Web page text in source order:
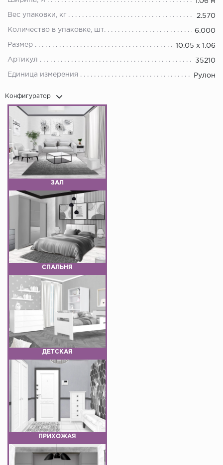
Вес упаковки, кг 2.570
Количество в упаковке, шт. 6.000
Размер 10.05 х 1.06
Артикул 35210
Единица измерения Рулон
Конфигуратор
ЗАЛ
СПАЛЬНЯ
ДЕТСКАЯ
ПРИХОЖАЯ